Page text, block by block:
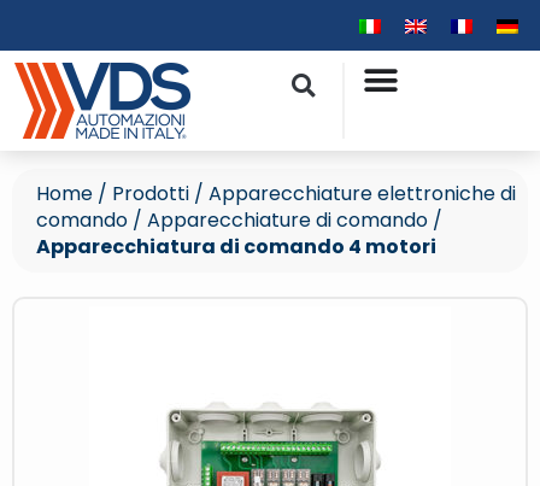
Home / Prodotti / Apparecchiature elettroniche di
comando / Apparecchiature di comando /
Apparecchiatura di comando 4 motori